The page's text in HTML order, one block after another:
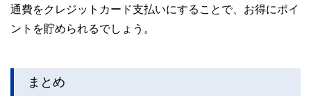
通費をクレジットカード支払いにすることで、お得にポイ
ントを貯められるでしょう。
まとめ